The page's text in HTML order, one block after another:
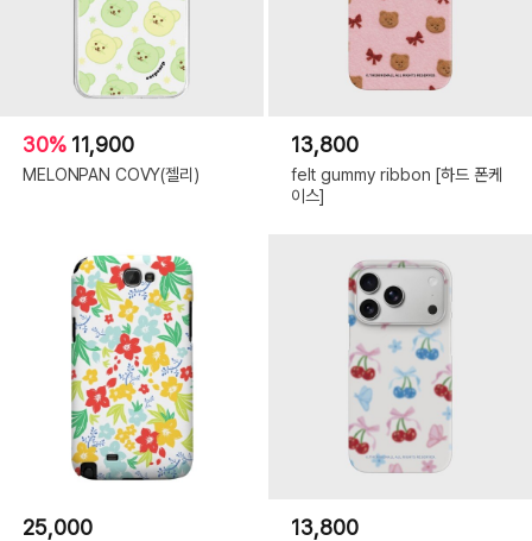
30% 11,900
MELONPAN COVY(젤리)
13,800
felt gummy ribbon [하드 폰케
이스]
25,000 13,800